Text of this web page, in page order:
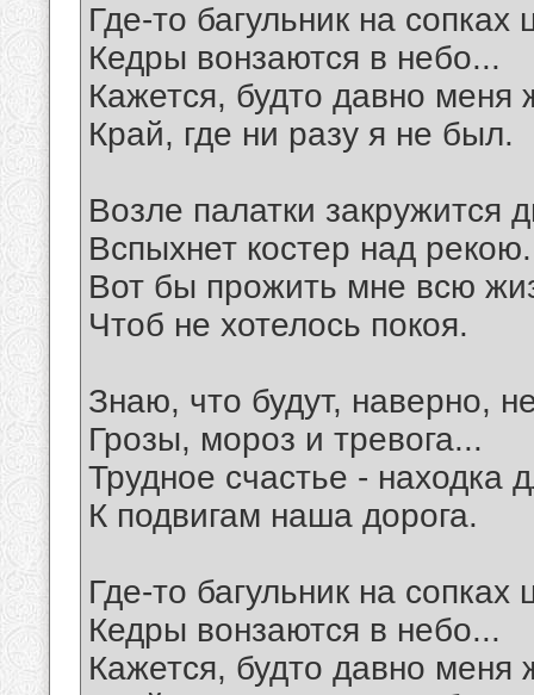
Где-то багульник на сопках
Кедры вонзаются в небо...
Кажется, будто давно меня
Край, где ни разу я не был.
Возле палатки закружится
Вспыхнет костер над
Вот бы прожить мне всю
Чтоб не хотелось покоя.
Знаю, что будут, наверно,
Грозы, мороз и тревога...
Трудное счастье - находка
К подвигам наша дорога.
Где-то багульник на сопках
Кедры вонзаются в небо...
Кажется, будто давно меня